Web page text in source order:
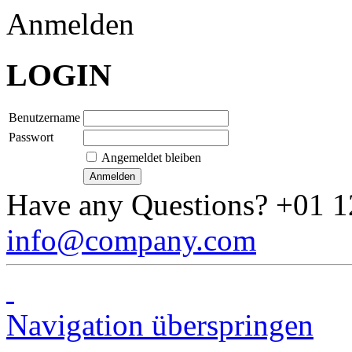
Anmelden
LOGIN
Benutzername
Passwort
Angemeldet bleiben
Have any Questions? +01
info@company.com
Navigation überspringen